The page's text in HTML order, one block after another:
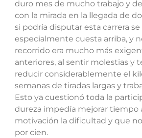
duro mes de mucho trabajo y
con la mirada en la llegada de
si podría disputar esta carrera se
especialmente cuesta arriba, y
recorrido era mucho más
anteriores, al sentir molestias y
reducir considerablemente el
semanas de tiradas largas y
Esto ya cuestionó toda la
dureza impedía mejorar tiempo
motivación la dificultad y que
por cien.